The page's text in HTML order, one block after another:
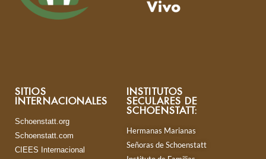
SITIOS
INTERNACIONALES
Schoenstatt.org
Schoenstatt.com
CIEES Internacional
INSTITUTOS
SECULARES DE
SCHOENSTATT:
Hermanas Marianas
Señoras de Schoenstatt